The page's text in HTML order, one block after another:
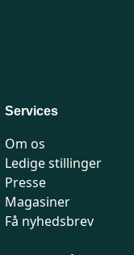
Services
Om os
Ledige stillinger
Presse
Magasiner
Få nyhedsbrev